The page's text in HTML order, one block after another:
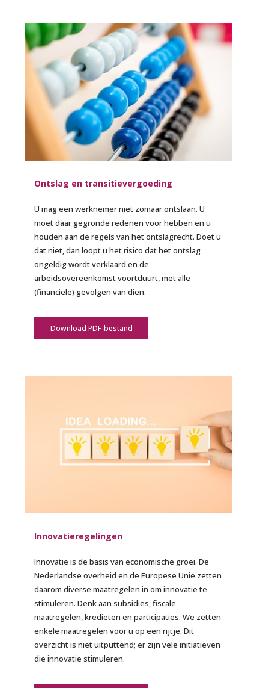
Ontslag en transitievergoeding
U mag een werknemer niet zomaar ontslaan. U
moet daar gegronde redenen voor hebben en u
houden aan de regels van het ontslagrecht. Doet u
dat niet, dan loopt u het risico dat het ontslag
ongeldig wordt verklaard en de
arbeidsovereenkomst voortduurt, met alle
(financiële) gevolgen van dien.
Download PDF-bestand
Innovatieregelingen
Innovatie is de basis van economische groei. De
Nederlandse overheid en de Europese Unie zetten
daarom diverse maatregelen in om innovatie te
stimuleren. Denk aan subsidies, fiscale
maatregelen, kredieten en participaties. We zetten
enkele maatregelen voor u op een rijtje. Dit
overzicht is niet uitputtend; er zijn vele initiatieven
die innovatie stimuleren.